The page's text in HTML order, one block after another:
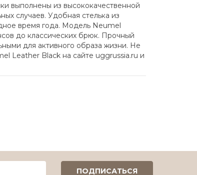
выполнены из высококачественной
случаев. Удобная стелька из
время года. Модель Neumel
до классических брюк. Прочный
для активного образа жизни. Не
Leather Black на сайте uggrussia.ru и